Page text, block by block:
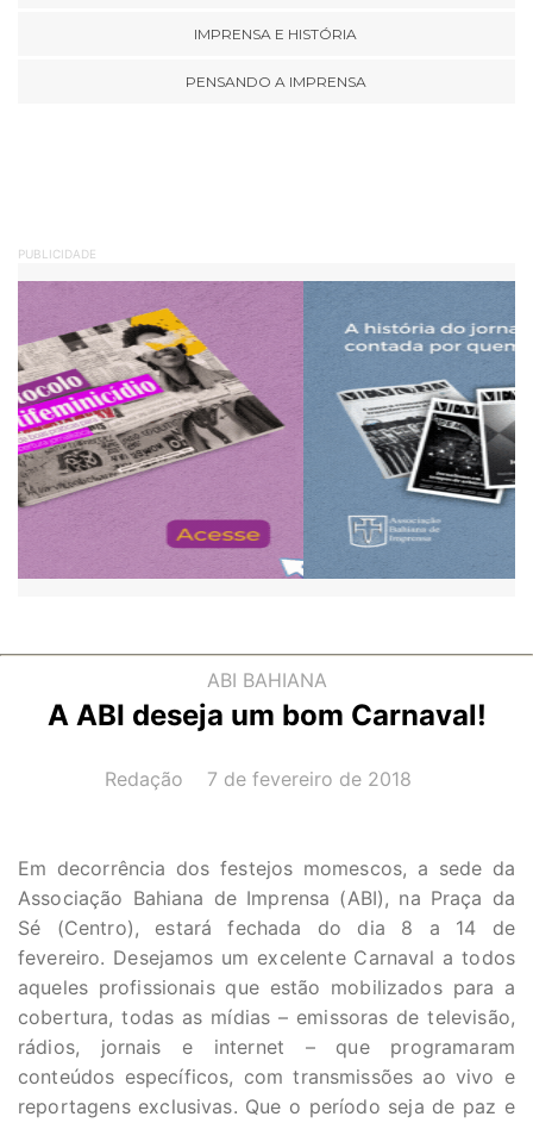
IMPRENSA E HISTÓRIA
PENSANDO A IMPRENSA
PUBLICIDADE
ABI BAHIANA
A ABI deseja um bom Carnaval!
AUTOR(A):
Redação DATA:
7 de fevereiro de 2018
Em decorrência dos festejos momescos, a sede da
Associação Bahiana de Imprensa (ABI), na Praça da
Sé (Centro), estará fechada do dia 8 a 14 de
fevereiro. Desejamos um excelente Carnaval a todos
aqueles profissionais que estão mobilizados para a
cobertura, todas as mídias – emissoras de televisão,
rádios, jornais e internet – que programaram
conteúdos específicos, com transmissões ao vivo e
reportagens exclusivas. Que o período seja de paz e